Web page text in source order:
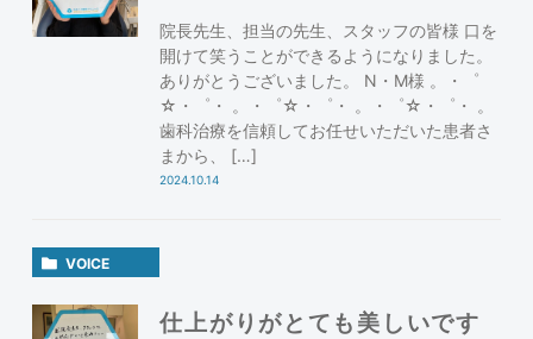
院長先生、担当の先生、スタッフの皆様 口を
開けて笑うことができるようになりました。
ありがとうございました。 N・M様 。・゜
☆・゜・ 。・゜☆・゜・ 。・゜☆・゜・ 。
歯科治療を信頼してお任せいただいた患者さ
まから、 […]
2024.10.14
VOICE
仕上がりがとても美しいです